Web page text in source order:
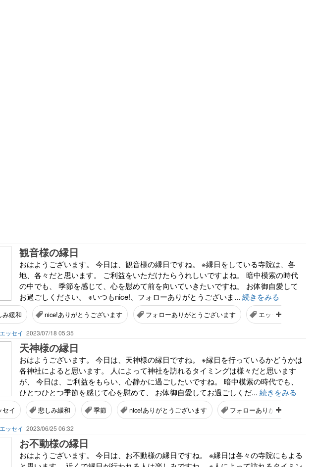
観音様の縁日
おはようございます。 今日は、観音様の縁日ですね。 ※縁日をしている寺院は、各
地、各々だと思います。 ご利益をいただけたらうれしいですよね。 暗中模索の時代
の中でも、 季節を感じて、心を慰めて前を向いていきたいですね。 お体御自愛して
お過ごしください。 ※いつもnice!、フォローありがとうございま... 続きをみる
み緩和 nice!ありがとうございます フォローありがとうございます エッセイ
ッセイ 2023/07/18 05:35
天神様の縁日
おはようございます。 今日は、天神様の縁日ですね。 ※縁日を行っているかどうかは
各神社によると思います。 人によって神社を訪れるタイミングは様々だと思います
が、 今日は、ご利益をもらい、心静かに過ごしたいですね。 暗中模索の時代でも、
ひとつひとつ季節を感じて心を慰めて、 お体御自愛してお過ごしくだ... 続きをみる
セイ 悲しみ緩和 季節 nice!ありがとうございます フォローありがとうございます
ッセイ 2023/06/25 06:32
お不動様の縁日
おはようございます。 今日は、お不動様の縁日ですね。 ※縁日は各々の寺院にもよる